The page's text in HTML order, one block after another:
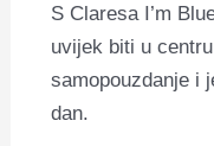
S Claresa I’m
uvijek biti u
samopouzdanje i
dan.